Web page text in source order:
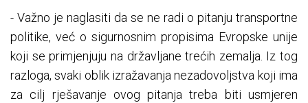
- Važno je naglasiti da se ne radi o pitanju transportne
politike, već o sigurnosnim propisima Evropske unije
koji se primjenjuju na državljane trećih zemalja. Iz tog
razloga, svaki oblik izražavanja nezadovoljstva koji ima
za cilj rješavanje ovog pitanja treba biti usmjeren